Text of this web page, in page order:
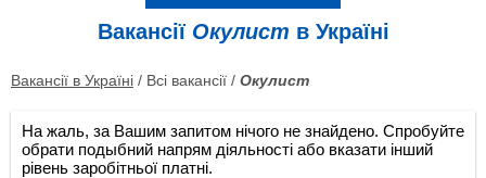
Вакансії Окулист в Україні
Вакансії в Україні / Всі вакансії / Окулист
На жаль, за Вашим запитом нічого не знайдено. Спробуйте
обрати подыбний напрям діяльності або вказати інший
рівень заробітньої платні.